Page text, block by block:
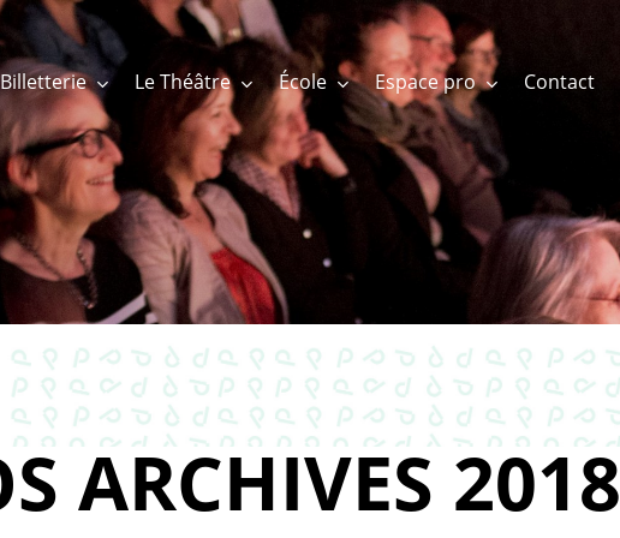
Billetterie Le Théâtre École Espace pro Contact
ARCHIVES 2018